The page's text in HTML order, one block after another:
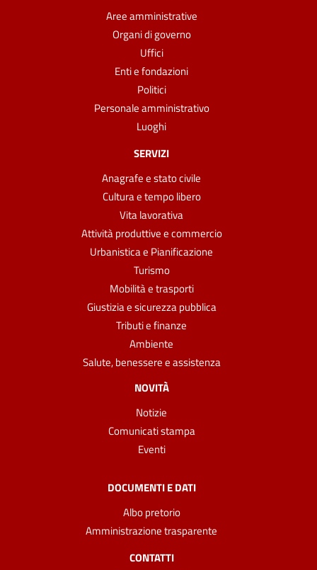
Aree amministrative
Organi di governo
Uffici
Enti e fondazioni
Politici
Personale amministrativo
Luoghi
SERVIZI
Anagrafe e stato civile
Cultura e tempo libero
Vita lavorativa
Attività produttive e commercio
Urbanistica e Pianificazione
Turismo
Mobilità e trasporti
Giustizia e sicurezza pubblica
Tributi e finanze
Ambiente
Salute, benessere e assistenza
NOVITÀ
Notizie
Comunicati stampa
Eventi
DOCUMENTI E DATI
Albo pretorio
Amministrazione trasparente
CONTATTI